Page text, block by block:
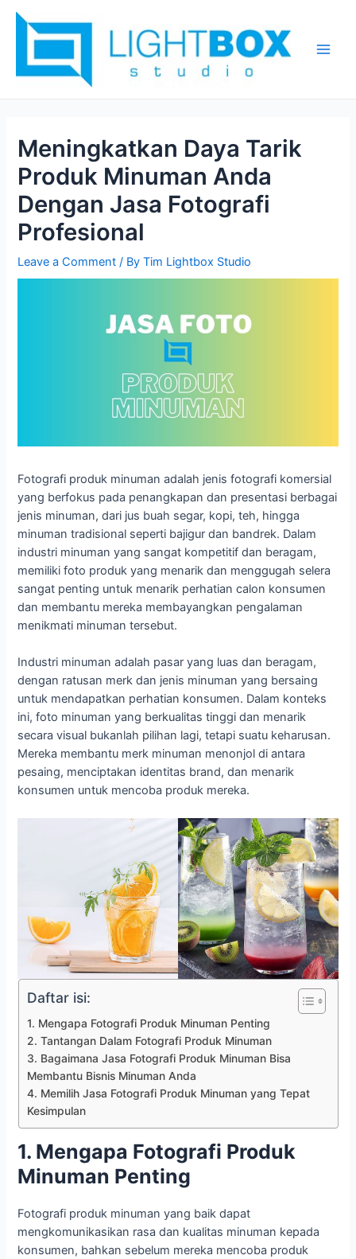
content
Meningkatkan Daya Tarik
Produk Minuman Anda
Dengan Jasa Fotografi
Profesional
Leave a Comment / ByTim Lightbox Studio
Fotografi produk minuman adalah jenis fotografi komersial
yang berfokus pada penangkapan dan presentasi berbagai
jenis minuman, dari jus buah segar, kopi, teh, hingga
minuman tradisional seperti bajigur dan bandrek. Dalam
industri minuman yang sangat kompetitif dan beragam,
memiliki foto produk yang menarik dan menggugah selera
sangat penting untuk menarik perhatian calon konsumen
dan membantu mereka membayangkan pengalaman
menikmati minuman tersebut.
Industri minuman adalah pasar yang luas dan beragam,
dengan ratusan merk dan jenis minuman yang bersaing
untuk mendapatkan perhatian konsumen. Dalam konteks
ini, foto minuman yang berkualitas tinggi dan menarik
secara visual bukanlah pilihan lagi, tetapi suatu keharusan.
Mereka membantu merk minuman menonjol di antara
pesaing, menciptakan identitas brand, dan menarik
konsumen untuk mencoba produk mereka.
Daftar isi:
1. Mengapa Fotografi Produk Minuman Penting
2. Tantangan Dalam Fotografi Produk Minuman
3. Bagaimana Jasa Fotografi Produk Minuman Bisa
Membantu Bisnis Minuman Anda
4. Memilih Jasa Fotografi Produk Minuman yang Tepat
Kesimpulan
1. Mengapa Fotografi Produk
Minuman Penting
Fotografi produk minuman yang baik dapat
mengkomunikasikan rasa dan kualitas minuman kepada
konsumen, bahkan sebelum mereka mencoba produk
navigation